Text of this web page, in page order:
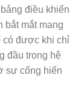
điều khiển
bắt mắt mang
có được khi chỉ
đầu trong hệ
sự cống hiến